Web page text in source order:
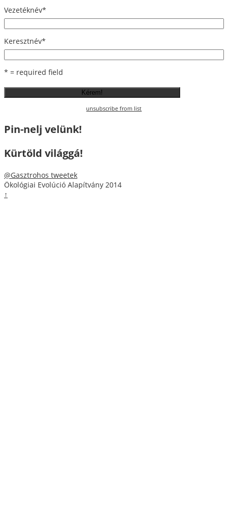
Vezetéknév*
Keresztnév*
* = required field
unsubscribe from list
Pin-nelj velünk!
Kürtöld világgá!
@Gasztrohos tweetek
Ökológiai Evolúció Alapítvány 2014
↑